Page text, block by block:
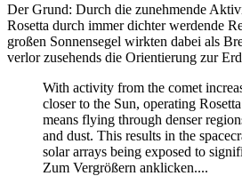
Der Grund: Durch die zunehmende
Rosetta durch immer dichter werdende
großen Sonnensegel wirkten dabei als
verlor zusehends die Orientierung zur
With activity from the comet
closer to the Sun, operating
means flying through denser
and dust. This results in the
solar arrays being exposed to
Zum Vergrößern anklicken....